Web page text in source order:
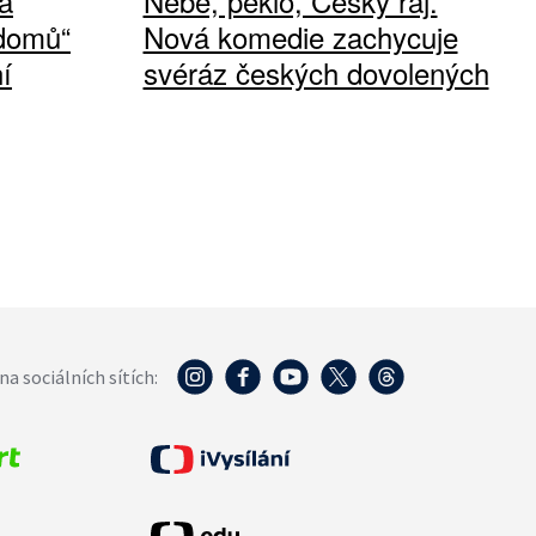
Nová komedie zachycuje
svéráz českých dovolených
sociálních sítích: